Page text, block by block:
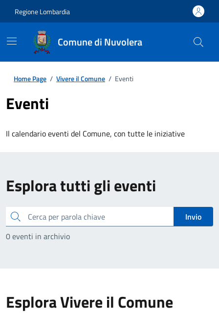
Regione Lombardia
Comune di Nuvolera
Home Page / Vivere il Comune / Eventi
Eventi
Il calendario eventi del Comune, con tutte le iniziative
Esplora tutti gli eventi
Cerca
Invio
0 eventi in archivio
Esplora Vivere il Comune